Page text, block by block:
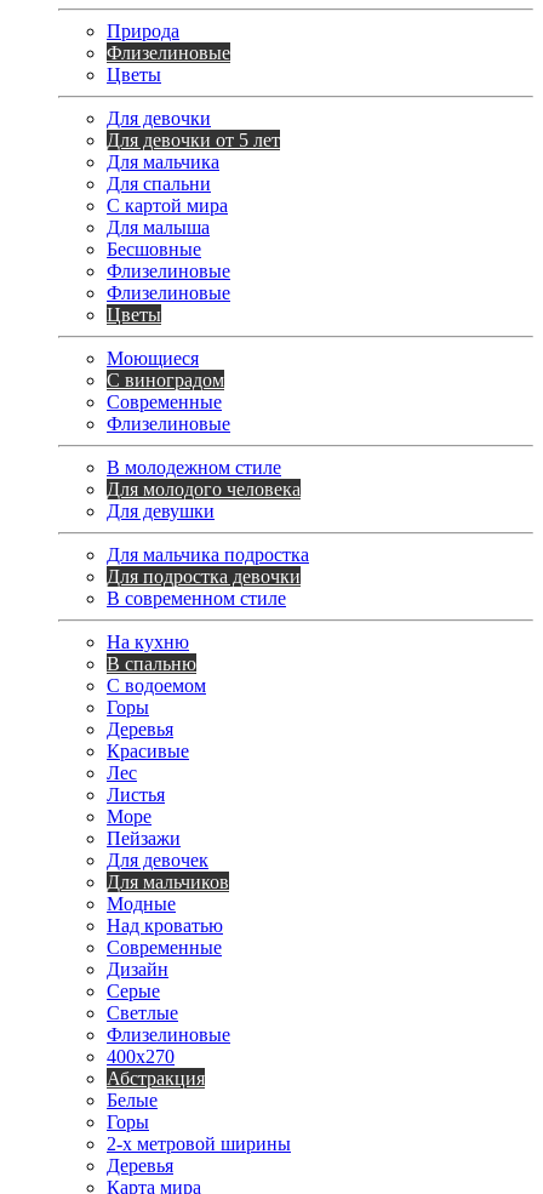
Природа
Флизелиновые
Цветы
Для девочки
Для девочки от 5 лет
Для мальчика
Для спальни
С картой мира
Для малыша
Бесшовные
Флизелиновые
Флизелиновые
Цветы
Моющиеся
С виноградом
Современные
Флизелиновые
В молодежном стиле
Для молодого человека
Для девушки
Для мальчика подростка
Для подростка девочки
В современном стиле
На кухню
В спальню
С водоемом
Горы
Деревья
Красивые
Лес
Листья
Море
Пейзажи
Для девочек
Для мальчиков
Модные
Над кроватью
Современные
Дизайн
Серые
Светлые
Флизелиновые
400х270
Абстракция
Белые
Горы
2-х метровой ширины
Деревья
Карта мира